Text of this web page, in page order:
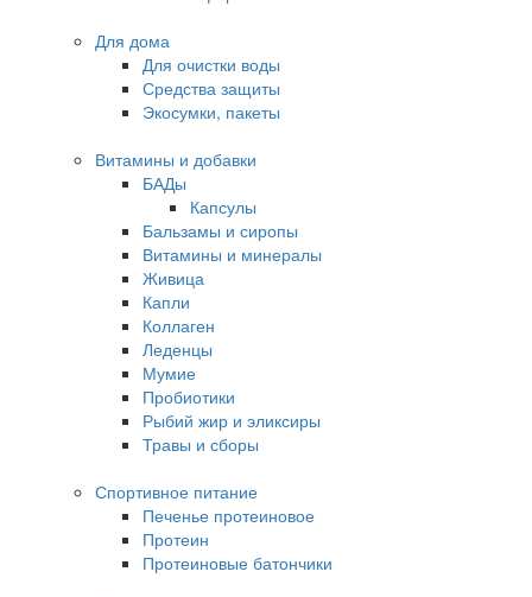
Для дома
Для очистки воды
Средства защиты
Экосумки, пакеты
Витамины и добавки
БАДы
Капсулы
Бальзамы и сиропы
Витамины и минералы
Живица
Капли
Коллаген
Леденцы
Мумие
Пробиотики
Рыбий жир и эликсиры
Травы и сборы
Спортивное питание
Печенье протеиновое
Протеин
Протеиновые батончики